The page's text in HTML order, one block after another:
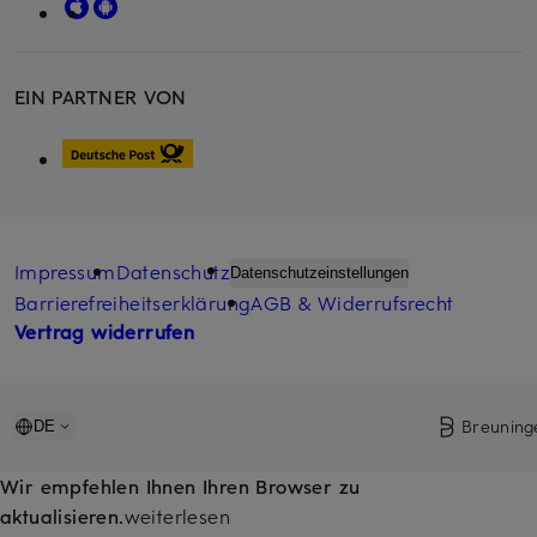
EIN PARTNER VON
ImpressumDatenschutzDatenschutzeinstellungen
BarrierefreiheitserklärungAGB & Widerrufsrecht
Vertrag widerrufen
DE
Wir empfehlen Ihnen Ihren Browser zu
aktualisieren.weiterlesen